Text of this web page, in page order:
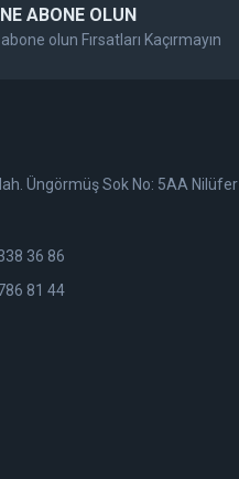
ABONE OLUN
olun Fırsatları Kaçırmayın
Üngörmüş Sok No: 5AA Nilüfer
36 86
81 44